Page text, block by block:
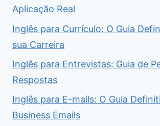
Aplicação Real
Inglês para Currículo: O Guia
sua Carreira
Inglês para Entrevistas: Guia de
Respostas
Inglês para E-mails: O Guia
Business Emails